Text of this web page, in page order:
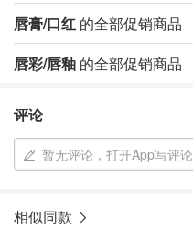
唇膏/口红 的全部促销商品
唇彩/唇釉 的全部促销商品
评论
暂无评论，打开App写评论
相似同款